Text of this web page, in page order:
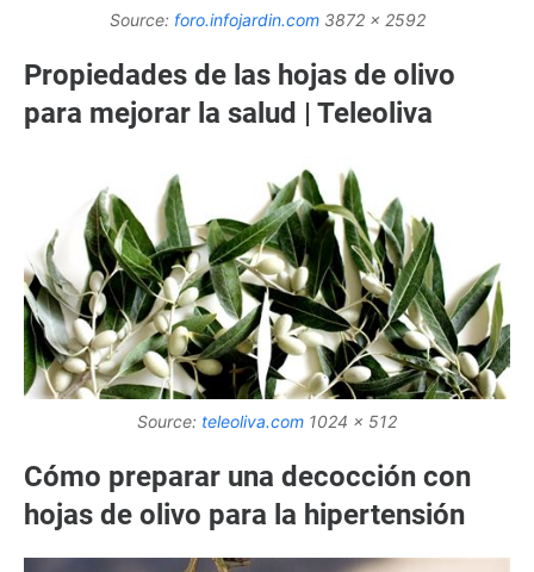
Source: foro.infojardin.com3872 x 2592
Propiedades de las hojas de olivo
para mejorar la salud | Teleoliva
Source: teleoliva.com 1024 x 512
Cómo preparar una decocción con
hojas de olivo para la hipertensión